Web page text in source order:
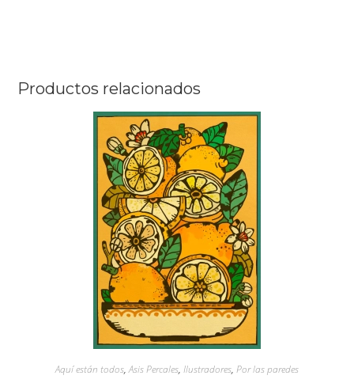
Productos relacionados
Aquí están todos,Asis Percales, Ilustradores, Por las paredes